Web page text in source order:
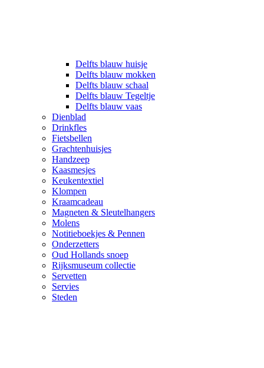
Delfts blauw huisje
Delfts blauw mokken
Delfts blauw schaal
Delfts blauw Tegeltje
Delfts blauw vaas
Dienblad
Drinkfles
Fietsbellen
Grachtenhuisjes
Handzeep
Kaasmesjes
Keukentextiel
Klompen
Kraamcadeau
Magneten & Sleutelhangers
Molens
Notitieboekjes & Pennen
Onderzetters
Oud Hollands snoep
Rijksmuseum collectie
Servetten
Servies
Steden